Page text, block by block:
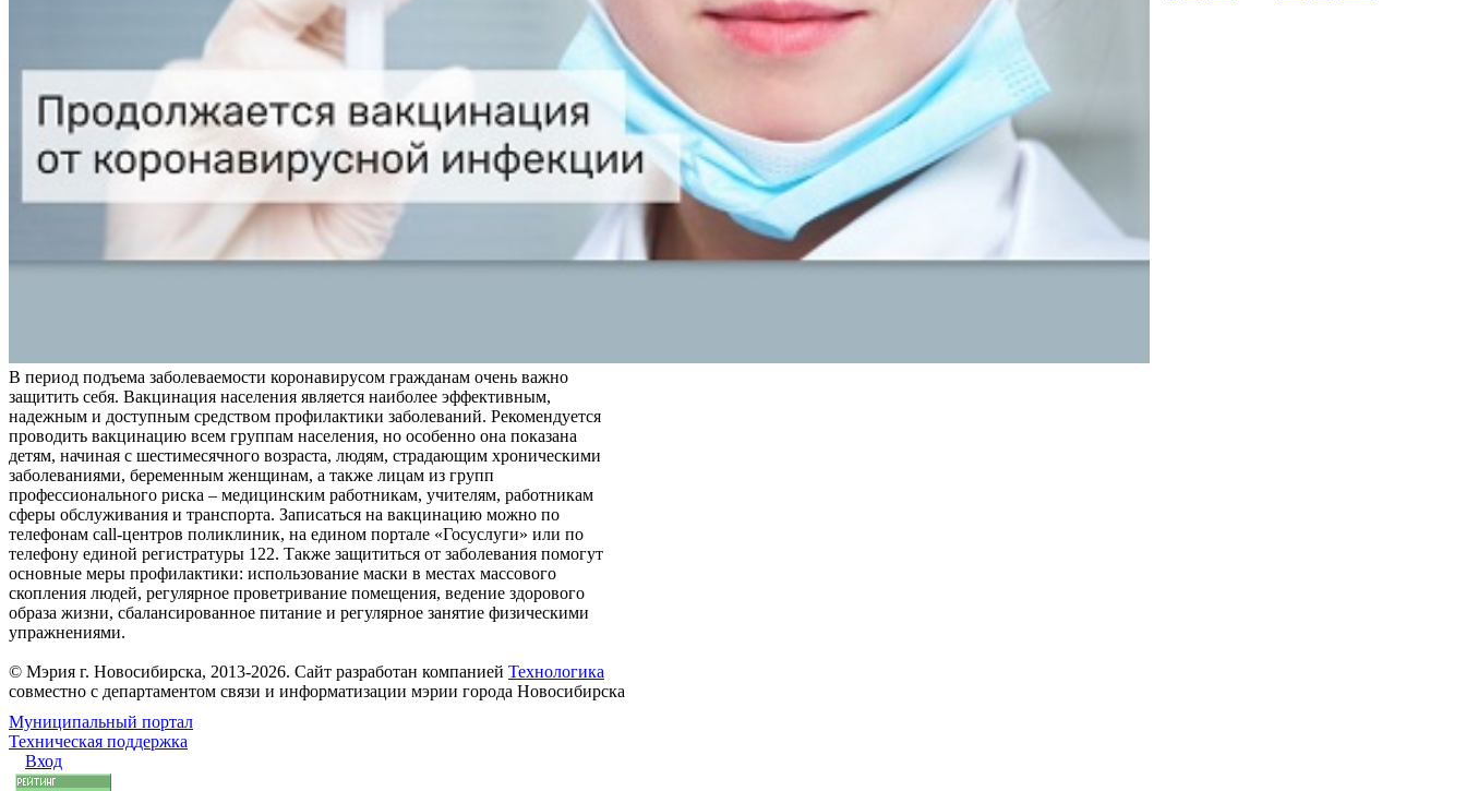
В период подъема заболеваемости коронавирусом гражданам очень важно
защитить себя. Вакцинация населения является наиболее эффективным,
надежным и доступным средством профилактики заболеваний. Рекомендуется
проводить вакцинацию всем группам населения, но особенно она показана
детям, начиная с шестимесячного возраста, людям, страдающим хроническими
заболеваниями, беременным женщинам, а также лицам из групп
профессионального риска – медицинским работникам, учителям, работникам
сферы обслуживания и транспорта. Записаться на вакцинацию можно по
телефонам call-центров поликлиник, на едином портале «Госуслуги» или по
телефону единой регистратуры 122. Также защититься от заболевания помогут
основные меры профилактики: использование маски в местах массового
скопления людей, регулярное проветривание помещения, ведение здорового
образа жизни, сбалансированное питание и регулярное занятие физическими
упражнениями.
© Мэрия г. Новосибирска, 2013-2026. Сайт разработан компанией Технологика
совместно с департаментом связи и информатизации мэрии города Новосибирска
Муниципальный портал
Техническая поддержка
Вход